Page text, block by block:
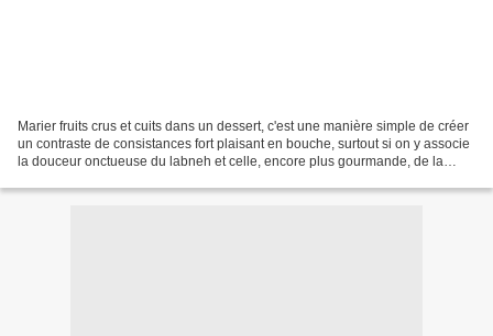
Marier fruits crus et cuits dans un dessert, c'est une manière simple de créer
un contraste de consistances fort plaisant en bouche, surtout si on y associe
la douceur onctueuse du labneh et celle, encore plus gourmande, de la